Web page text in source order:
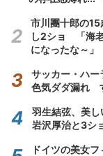
市川團十郎の
し2ショ 「海
になったな～」
サッカー・ハー
色気ダダ漏れ
羽生結弦、美し
岩沢厚治と3シ
ドイツの美女